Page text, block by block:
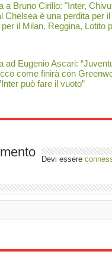
a Bruno Cirillo: "Inter,
Chelsea è una perdita per
il Milan. Reggina, Lotito
ad Eugenio Ascari:
come finirà con
può fare il vuoto”
Devi essere